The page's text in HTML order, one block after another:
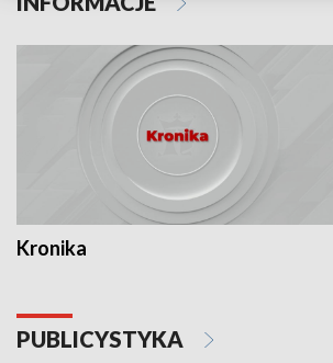
Kronika
PUBLICYSTYKA